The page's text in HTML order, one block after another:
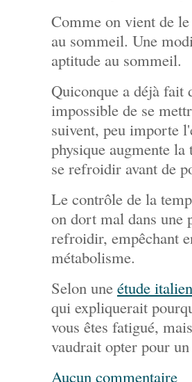
Comme on vient de
au sommeil. Une
aptitude au sommeil.
Quiconque a déjà fait
impossible de se
suivent, peu importe
physique augmente
se refroidir avant de
Le contrôle de la
on dort mal dans une
refroidir, empêchant
métabolisme.
Selon une étude
qui expliquerait
vous êtes fatigué,
vaudrait opter pour
Aucun commentaire